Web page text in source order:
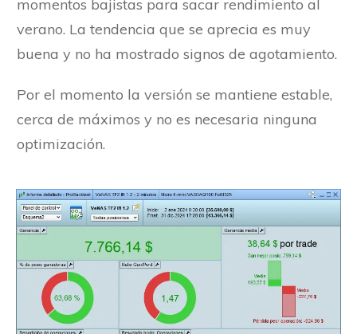
momentos bajistas para sacar rendimiento al
verano. La tendencia que se aprecia es muy
buena y no ha mostrado signos de agotamiento.
Por el momento la versión se mantiene estable,
cerca de máximos y no es necesaria ninguna
optimización.